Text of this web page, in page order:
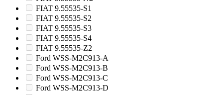
FIAT 9.55535-S1
FIAT 9.55535-S2
FIAT 9.55535-S3
FIAT 9.55535-S4
FIAT 9.55535-Z2
Ford WSS-M2C913-A
Ford WSS-M2C913-B
Ford WSS-M2C913-C
Ford WSS-M2C913-D